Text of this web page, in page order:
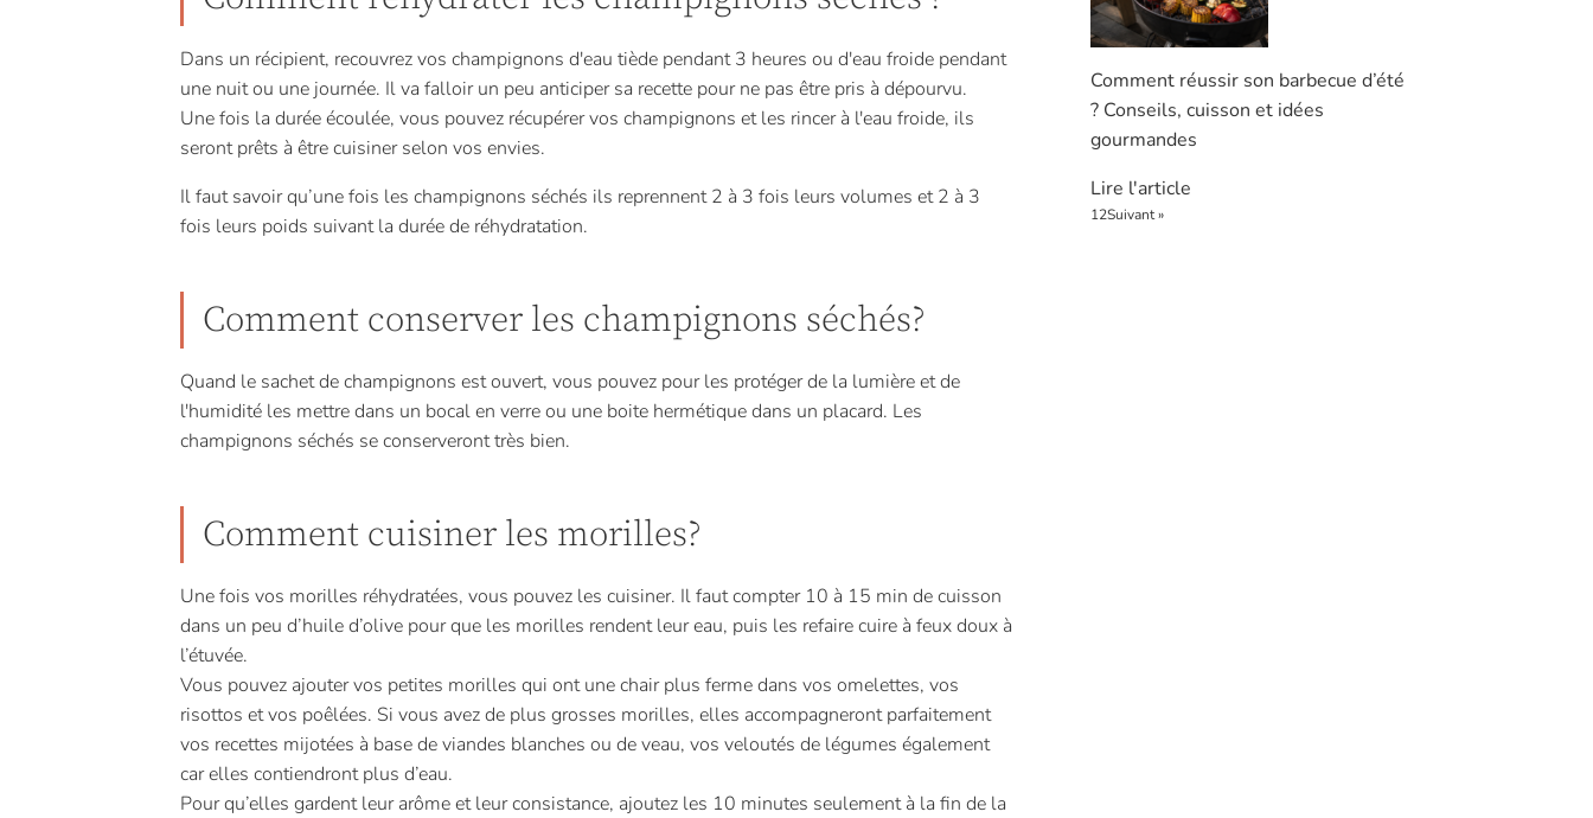
Dans un récipient, recouvrez vos champignons d'eau tiède pendant 3 heures ou d'eau froide pendant
une nuit ou une journée. Il va falloir un peu anticiper sa recette pour ne pas être pris à dépourvu.
Une fois la durée écoulée, vous pouvez récupérer vos champignons et les rincer à l'eau froide, ils
seront prêts à être cuisiner selon vos envies.
Il faut savoir qu’une fois les champignons séchés ils reprennent 2 à 3 fois leurs volumes et 2 à 3
fois leurs poids suivant la durée de réhydratation.
Comment conserver les champignons séchés?
Quand le sachet de champignons est ouvert, vous pouvez pour les protéger de la lumière et de
l'humidité les mettre dans un bocal en verre ou une boite hermétique dans un placard. Les
champignons séchés se conserveront très bien.
Comment cuisiner les morilles?
Une fois vos morilles réhydratées, vous pouvez les cuisiner. Il faut compter 10 à 15 min de cuisson
dans un peu d’huile d’olive pour que les morilles rendent leur eau, puis les refaire cuire à feux doux à
l’étuvée.
Vous pouvez ajouter vos petites morilles qui ont une chair plus ferme dans vos omelettes, vos
risottos et vos poêlées. Si vous avez de plus grosses morilles, elles accompagneront parfaitement
vos recettes mijotées à base de viandes blanches ou de veau, vos veloutés de légumes également
car elles contiendront plus d’eau.
Pour qu’elles gardent leur arôme et leur consistance, ajoutez les 10 minutes seulement à la fin de la
Comment réussir son barbecue d’été
? Conseils, cuisson et idées
gourmandes
Lire l'article
12Suivant »